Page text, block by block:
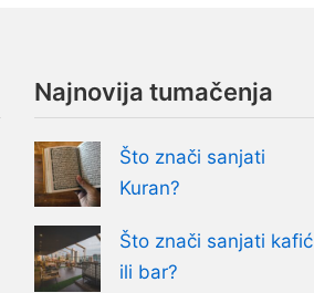
Najnovija tumačenja
Što znači sanjati
Kuran?
Što znači sanjati kafić
ili bar?